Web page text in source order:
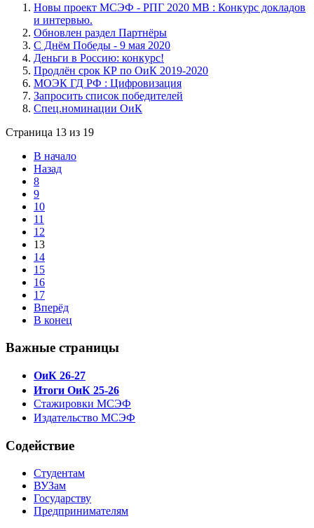
Новы проект МСЭФ - РПГ 2020 МВ : Конкурс докладов
и интервью.
Обновлен раздел Партнёры
С Днём Победы - 9 мая 2020
Деньги в Россию: конкурс!
Продлён срок КР по ОиК 2019-2020
МОЭК ГД РФ : Цифровизация
Запросить список победителей
Спец.номинации ОиК
Страница 13 из 19
В начало
Назад
8
9
10
11
12
13
14
15
16
17
Вперёд
В конец
Важные страницы
ОиК 26-27
Итоги ОиК 25-26
Стажировки МСЭФ
Издательство МСЭФ
Содействие
Студентам
ВУЗам
Государству
Предпринимателям